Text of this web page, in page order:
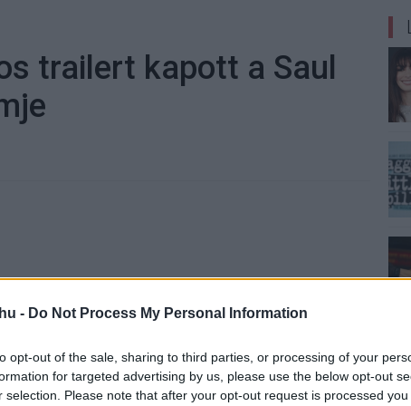
- Do Not Process My Personal Information
opt-out of the sale, sharing to third parties, or processing of your
for targeted advertising by us, please use the below opt-out
selection. Please note that after your opt-out request is processed you
trailert kapott a Saul
mindenki látta a Saul fiát és mindenkinek megvan
is, aki még nem látta). Vélhetően ugyanez a sors
felvételt nyert két nívós fesztiválra (a Torontói,
nagyon izgatottan várja, hogy lássa, milyen művet